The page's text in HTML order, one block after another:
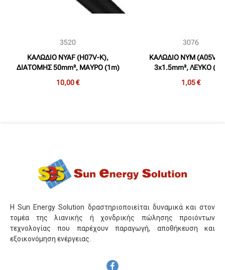
3520
ΚΑΛΩΔΙΟ NYAF (H07V-K),
ΔΙΑΤΟΜΗΣ 50mm², ΜΑΥΡΟ (1m)
10,00 €
3076
ΚΑΛΩΔΙΟ NYM (A05VV-
3x1.5mm², ΛΕΥΚΟ
1,05 €
Η Sun Energy Solution δραστηριοποιείται δυναμικά και στον
τομέα της λιανικής ή χονδρικής πώλησης προιόντων
τεχνολογίας που παρέχουν παραγωγή, αποθήκευση και
εξοικονόμηση ενέργειας.